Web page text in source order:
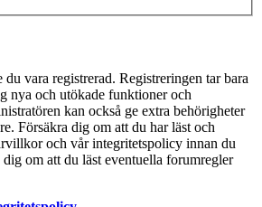
du vara registrerad. Registreringen tar bara
nya och utökade funktioner och
kan också ge extra behörigheter
Försäkra dig om att du har läst och
och vår integritetspolicy innan du
om att du läst eventuella forumregler